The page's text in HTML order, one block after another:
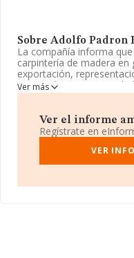
Sobre Adolfo Padron
La compañía informa
carpintería de madera
exportación,
registrada como
sociedad no tiene
Es posible ponerse en
La empresa española
Doctor Domingo
Islas Canarias.
En relación con el sector
Ver más
Ver el informe
Regístrate en
VER